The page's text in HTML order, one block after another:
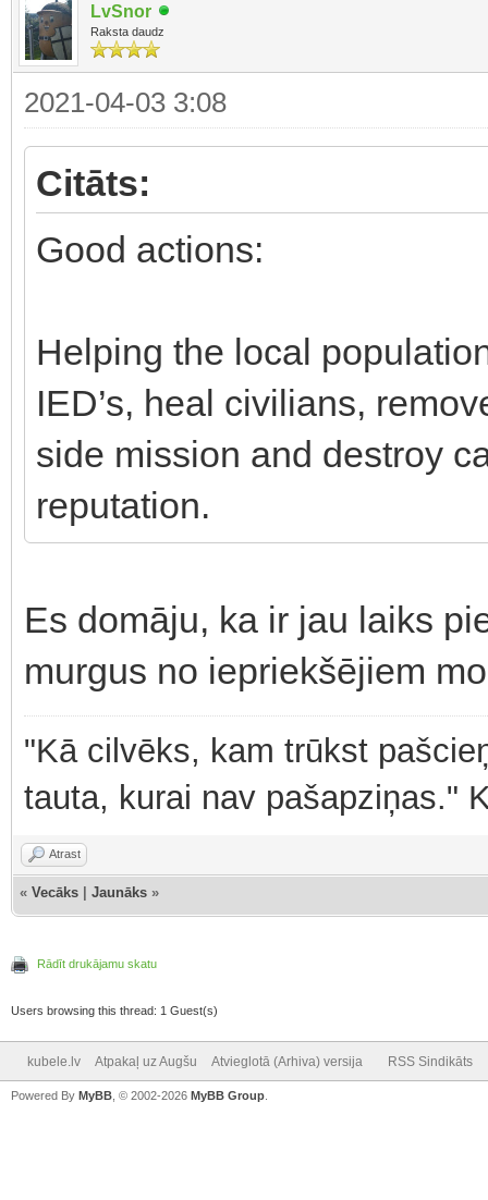
LvSnor
Raksta daudz
2021-04-03 3:08
Citāts:
Good actions:
Helping the local
IED’s, heal civilians,
side mission and destroy
reputation.
Es domāju, ka ir jau laiks
murgus no iepriekšējiem
"Kā cilvēks, kam trūkst
tauta, kurai nav pašapziņas."
Atrast
« Vecāks Jaunāks »
Rādīt drukājamu skatu
Users browsing this thread: 1 Guest(s)
kubele.lv Atpakaļ uz Augšu Atvieglotā (Arhiva) versija RSS Sindikāts
Powered By MyBB , © 2002-2026 MyBB Group